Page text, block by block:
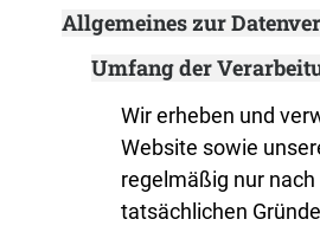
Allgemeines zur
Umfang der
Wir erheben und
Website sowie
regelmäßig nur
tatsächlichen